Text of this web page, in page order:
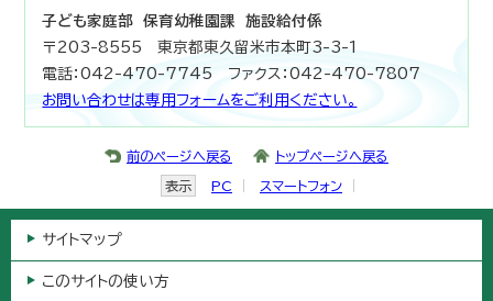
子ども家庭部 保育幼稚園課 施設給付係
〒203-8555 東京都東久留米市本町3-3-1
電話：042-470-7745 ファクス：042-470-7807
お問い合わせは専用フォームをご利用ください。
前のページへ戻る トップページへ戻る
表示 PC スマートフォン
サイトマップ
このサイトの使い方